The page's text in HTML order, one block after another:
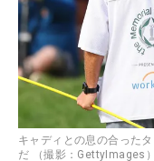
キャディとの息の合った
だ （撮影：GettyImages）